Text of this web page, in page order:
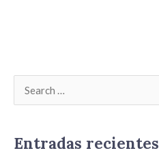
Entradas recientes